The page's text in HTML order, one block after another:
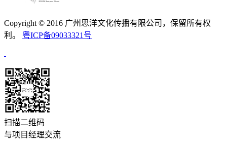
Copyright © 2016 广州思洋文化传播有限公司，保留所有权
利。 粤ICP备09033321号
扫描二维码
与项目经理交流